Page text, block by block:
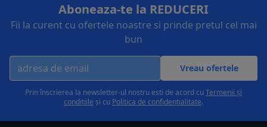
Aboneaza-te la REDUCERI
Fii la curent cu ofertele noastre si prinde pretul cel mai
bun
Vreau ofertele
Prin înscrierea la newsletter-ul nostru esti de acord cuTermenii și
condițiile și cu Politica de confidențialitate.